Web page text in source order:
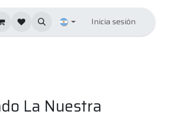
Inicia sesión
La Nuestra